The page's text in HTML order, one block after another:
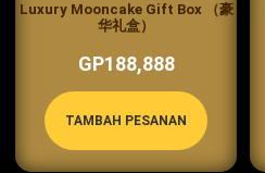
Luxury Mooncake Gift Box （豪
华礼盒）
GP188,888
TAMBAH PESANAN